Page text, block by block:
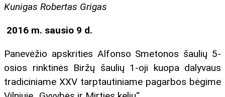
Kunigas Robertas Grigas
2016 m. sausio 9 d.
Panevėžio apskrities Alfonso Smetonos šaulių 5-
osios rinktinės Biržų šaulių 1-oji kuopa dalyvaus
tradiciniame XXV tarptautiniame pagarbos bėgime